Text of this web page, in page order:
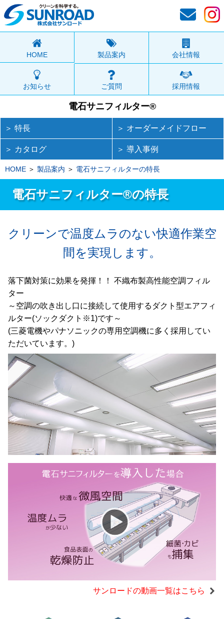
HOME 製品案内 会社情報
お知らせ ご質問 採用情報
電石サニフィルター®
＞ 特長 ＞ オーダーメイドフロー
＞ カタログ ＞ 導入事例
HOME 製品案内 電石サニフィルターの特長
電石サニフィルター®の特長
クリーンで温度ムラのない快適作業空
間を実現します。
落下菌対策に効果を発揮！！ 不織布製高性能空調フィル
ター
～空調の吹き出し口に接続して使用するダクト型エアフィ
ルター(ソックダクト※1)です～
(三菱電機やパナソニックの専用空調機に多く採用してい
ただいています。)
サンロードの動画一覧はこちら